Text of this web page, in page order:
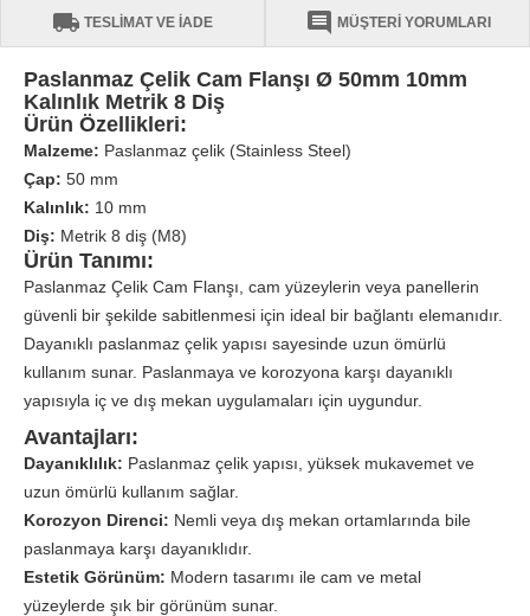
local_shipping TESLİMAT VE İADE comment MÜŞTERİ YORUMLARI
Paslanmaz Çelik Cam Flanşı Ø 50mm 10mm
Kalınlık Metrik 8 Diş
Ürün Özellikleri:
Malzeme: Paslanmaz çelik (Stainless Steel)
Çap: 50 mm
Kalınlık: 10 mm
Diş: Metrik 8 diş (M8)
Ürün Tanımı:
Paslanmaz Çelik Cam Flanşı, cam yüzeylerin veya panellerin
güvenli bir şekilde sabitlenmesi için ideal bir bağlantı elemanıdır.
Dayanıklı paslanmaz çelik yapısı sayesinde uzun ömürlü
kullanım sunar. Paslanmaya ve korozyona karşı dayanıklı
yapısıyla iç ve dış mekan uygulamaları için uygundur.
Avantajları:
Dayanıklılık: Paslanmaz çelik yapısı, yüksek mukavemet ve
uzun ömürlü kullanım sağlar.
Korozyon Direnci: Nemli veya dış mekan ortamlarında bile
paslanmaya karşı dayanıklıdır.
Estetik Görünüm: Modern tasarımı ile cam ve metal
yüzeylerde şık bir görünüm sunar.